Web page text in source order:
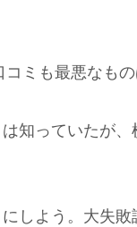
ミも最悪なもの
知っていたが、
しよう。大失敗